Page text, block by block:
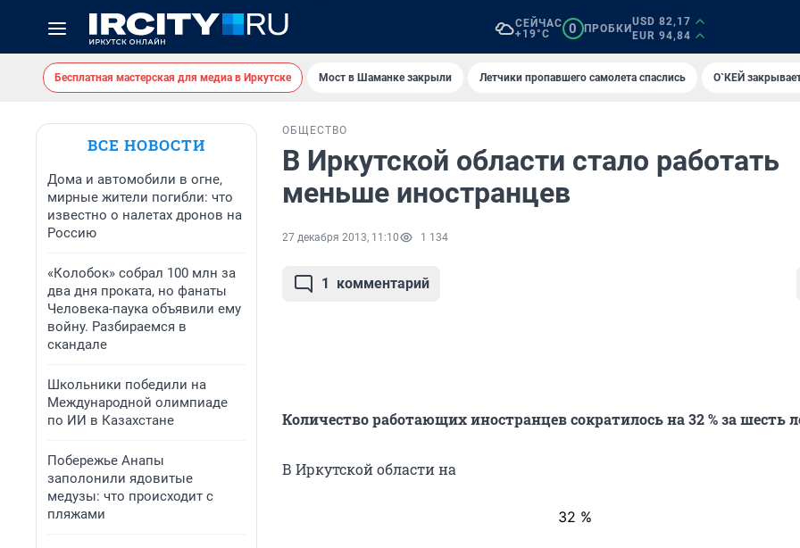
СЕЙЧАС
+19°C
0 ПРОБКИ
USD 82,17
EUR 94,84
Бесплатная мастерская для медиа в Иркутске Мост в Шаманке закрыли Летчики пропавшего самолета спаслись О`КЕЙ
ВСЕ НОВОСТИ
Дома и автомобили в огне,
мирные жители погибли: что
известно о налетах дронов на
Россию
«Колобок» собрал 100 млн за
два дня проката, но фанаты
Человека-паука объявили ему
войну. Разбираемся в
скандале
Школьники победили на
Международной олимпиаде
по ИИ в Казахстане
Побережье Анапы
заполонили ядовитые
медузы: что происходит с
пляжами
ОБЩЕСТВО
В Иркутской области стало работать
меньше иностранцев
27 декабря 2013, 11:10 1 134
1 комментарий
Количество работающих иностранцев сократилось на 32 % за шесть
В Иркутской области на
32 %